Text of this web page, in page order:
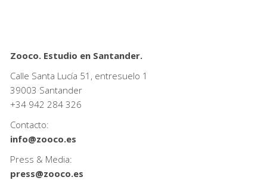
Zooco. Estudio en Santander.
Calle Santa Lucía 51, entresuelo 1
39003 Santander
+34 942 284 326
Contacto:
info@zooco.es
Press & Media:
press@zooco.es